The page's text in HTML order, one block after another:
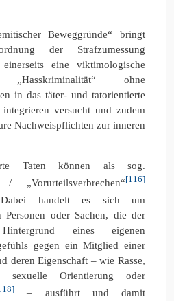
Beweggründe“ bringt
der Strafzumessung
eine viktimologische
ohne
in das täter- und tatorientierte
versucht und zudem
Nachweispflichten zur inneren
Taten können als sog.
/ „Vorurteilsverbrechen“[116]
handelt es sich um
Personen oder Sachen, die der
eines eigenen
gegen ein Mitglied einer
deren Eigenschaft – wie Rasse,
sexuelle Orientierung oder
– ausführt und damit